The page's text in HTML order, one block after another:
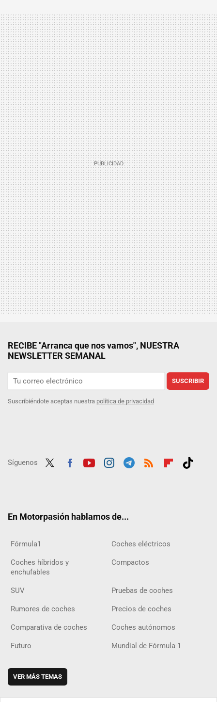
RECIBE "Arranca que nos vamos", NUESTRA
NEWSLETTER SEMANAL
SUSCRIBIR
Suscribiéndote aceptas nuestra política de privacidad
Síguenos
En Motorpasión hablamos de...
Fórmula1 Coches eléctricos
Coches híbridos y
enchufables
Compactos
SUV Pruebas de coches
Rumores de coches Precios de coches
Comparativa de coches Coches autónomos
Futuro Mundial de Fórmula 1
VER MÁS TEMAS